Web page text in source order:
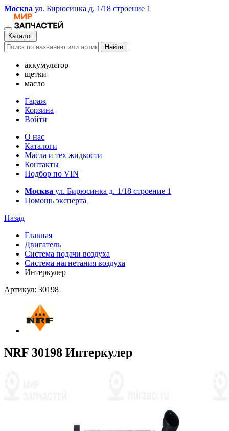
Москва ул. Бирюсинка д. 1/18 строение 1
Каталог
Найти
аккумулятор
щетки
масло
Гараж
Корзина
Войти
О нас
Каталоги
Масла и тех жидкости
Контакты
Подбор по VIN
Москва ул. Бирюсинка д. 1/18 строение 1
Помощь эксперта
Назад
Главная
Двигатель
Система подачи воздуха
Система нагнетания воздуха
Интеркулер
Артикул: 30198
NRF 30198 Интеркулер